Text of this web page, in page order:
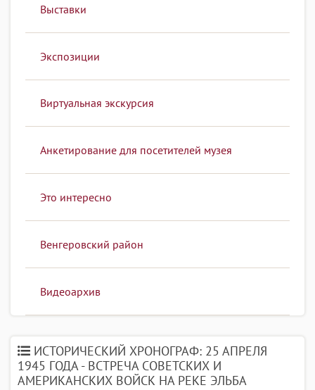
Выставки
Экспозиции
Виртуальная экскурсия
Анкетирование для посетителей музея
Это интересно
Венгеровский район
Видеоархив
ИСТОРИЧЕСКИЙ ХРОНОГРАФ: 25 АПРЕЛЯ
1945 ГОДА - ВСТРЕЧА СОВЕТСКИХ И
АМЕРИКАНСКИХ ВОЙСК НА РЕКЕ ЭЛЬБА